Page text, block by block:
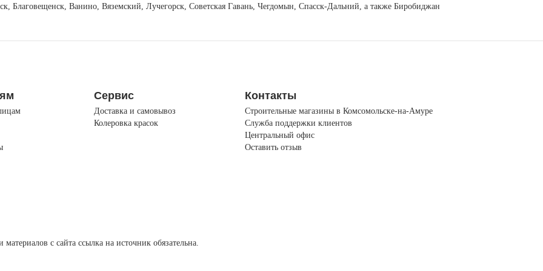
Благовещенск, Ванино, Вяземский, Лучегорск, Советская Гавань, Чегдомын, Спасск-Дальний, а также Биробиджан
Сервис
Доставка и самовывоз
Колеровка красок
Контакты
Строительные магазины в Комсомольске-на-Амуре
Служба поддержки клиентов
Центральный офис
Оставить отзыв
с сайта ссылка на источник обязательна.